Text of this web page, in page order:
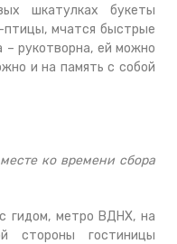
шкатулках букеты
мчатся быстрые
– рукотворна, ей можно
и на память с собой
ко времени сбора
гидом, метро ВДНХ, на
стороны гостиницы